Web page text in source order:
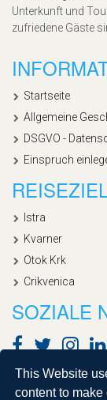
This Website
content to make
Unterkunft und
zufriedene Gäste
Startseite
Allgemeine
DSGVO -
Einspruch
Istra
Kvarner
Otok Krk
Crikvenica
SOZIALE